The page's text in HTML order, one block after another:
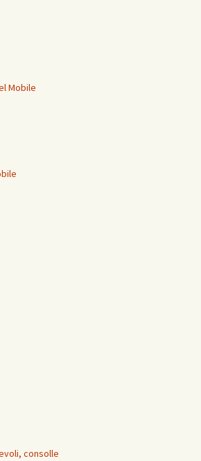
Mobile
consolle